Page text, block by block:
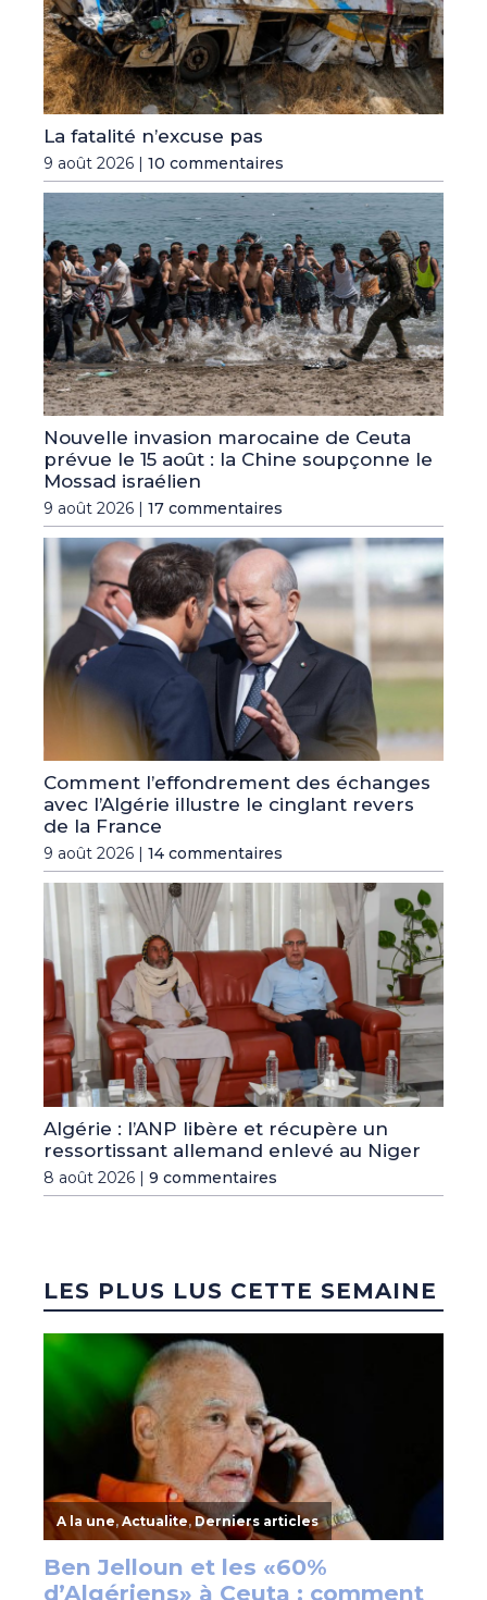
La fatalité n’excuse pas
9 août 2026 | 10 commentaires
Nouvelle invasion marocaine de Ceuta
prévue le 15 août : la Chine soupçonne le
Mossad israélien
9 août 2026 | 17 commentaires
Comment l’effondrement des échanges
avec l’Algérie illustre le cinglant revers
de la France
9 août 2026 | 14 commentaires
Algérie : l’ANP libère et récupère un
ressortissant allemand enlevé au Niger
8 août 2026 | 9 commentaires
LES PLUS LUS CETTE SEMAINE